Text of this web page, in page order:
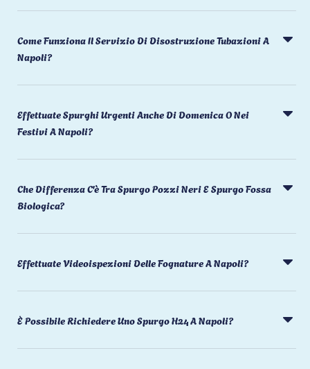
Come Funziona Il Servizio Di Disostruzione Tubazioni A
Napoli?
Effettuate Spurghi Urgenti Anche Di Domenica O Nei
Festivi A Napoli?
Che Differenza C'è Tra Spurgo Pozzi Neri E Spurgo Fossa
Biologica?
Effettuate Videoispezioni Delle Fognature A Napoli?
È Possibile Richiedere Uno Spurgo H24 A Napoli?